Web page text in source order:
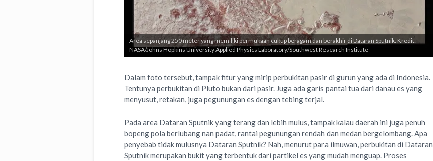
Area sepanjang 250 meter yang memiliki permukaan cukup beragam dan berakhir di Dataran Sputnik. Kredit:
NASA/Johns Hopkins University Applied Physics Laboratory/Southwest Research Institute
Dalam foto tersebut, tampak fitur yang mirip perbukitan pasir di gurun yang ada di Indonesia.
Tentunya perbukitan di Pluto bukan dari pasir. Juga ada garis pantai tua dari danau es yang
menyusut, retakan, juga pegunungan es dengan tebing terjal.
Pada area Dataran Sputnik yang terang dan lebih mulus, tampak kalau daerah ini juga penuh
bopeng pola berlubang nan padat, rantai pegunungan rendah dan medan bergelombang. Apa
penyebab tidak mulusnya Dataran Sputnik? Nah, menurut para ilmuwan, perbukitan di Dataran
Sputnik merupakan bukit yang terbentuk dari partikel es yang mudah menguap. Proses